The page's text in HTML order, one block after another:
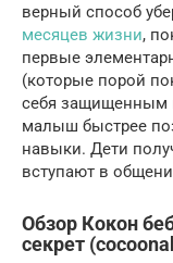
верный способ
месяцев жизни,
первые
(которые порой
себя защищенным
малыш быстрее
навыки. Дети
вступают в
Обзор Кокон
секрет